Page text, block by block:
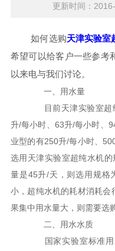
更新时间：
如何选购天津实验室
希望可以给客户一些参考
以来电与我们讨论。
一、用水量
目前天津实验室超
升/每小时、63升/每小时、
业型的有250升/每小时、
选用天津实验室超纯水机
量是45升/天，则选用规格
小，超纯水机的耗材消耗会
果集中用水量大，则需要选
二、用水水质
国家实验室标准用